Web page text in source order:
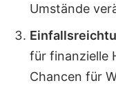
Umstände
für finanzielle
Chancen für